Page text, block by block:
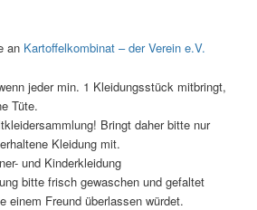
an Kar­tof­fel­kom­bi­nat – der Ver­ein e.V.
jeder min. 1 Klei­dungs­stück mit­bringt,
Tüte.
Bringt daher bit­te nur
Klei­dung mit.
und Kinderkleidung
bit­te frisch gewa­schen und gefal­tet
einem Freund über­las­sen würdet.